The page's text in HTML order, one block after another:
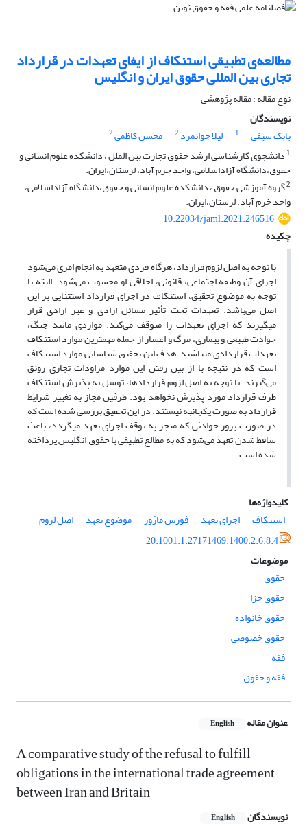
مطالعه‌ی تطبیقی استنکاف از ایفای تعهدات در قرارداد
تجاری بین المللی حقوق ایران و انگلیس
نوع مقاله : مقاله پژوهشی
نویسندگان
بابک سیفی
1 لیلا جوانمرد 2 محسن کاظمی2
1 دانشجوی کارشناسی ارشد حقوق تجارت بین الملل ، دانشکده علوم انسانی و
حقوق،دانشگاه آزاداسلامی، واحد خرم آباد، لرستان،ایران.
2گروه آموزشی حقوق ، دانشکده علوم انسانی و حقوق،دانشگاه آزاداسلامی،
واحد خرم آباد، لرستان،ایران.
10.22034/jaml.2021.246516
چکیده
با توجه به اصل لزوم قرارداد، هرگاه فردی متعهد به انجام امری می‌شود
اجرای آن وظیفه اجتماعی، قانونی، اخلاقی او محسوب می‌شود. البته با
توجه به موضوع تحقیق، استنکاف در اجرای قرارداد استثنایی بر این
اصل می‌باشد. تعهدات تحت تأثیر مسائل ارادی و غیر ارادی قرار
میگیرند که اجرای تعهدات را متوقف می‌‌کند. مواردی مانند جنگ،
حوادث طبیعی و بیماری، مرگ و اعسار از جمله مهمترین موارد استنکاف
تعهدات قراردادی میباشند. هدف این تحقیق شناسایی موارد استنکاف
است که در نتیجه با از بین رفتن این موارد مراودات تجاری رونق
می‌‌گیرند. با توجه به اصل لزوم قراردادها، توسل به پذیرش استنکاف
طرف قرارداد مورد پذیرش نخواهد بود. طرفین مجاز به تغییر شرایط
قرارداد به صورت یکجانبه نیستند. در این تحقیق بررسی شده است که
در صورت بروز حوادثی که منجر به توقف اجرای تعهد میگردد، باعث
ساقط شدن تعهد می‌شود که به مطالع تطبیقی با حقوق انگلیس پرداخته
شده است.
کلیدواژه‌ها
استنکاف
اجرای تعهد فورس ماژور موضوع تعهد
اصل لزوم
20.1001.1.27171469.1400.2.6.8.4
موضوعات
حقوق
حقوق جزا
حقوق خانواده
حقوق خصوصی
فقه
فقه و حقوق
عنوان مقاله English
A comparative study of the refusal to fulfill
obligations in the international trade agreement
between Iran and Britain
نویسندگان English